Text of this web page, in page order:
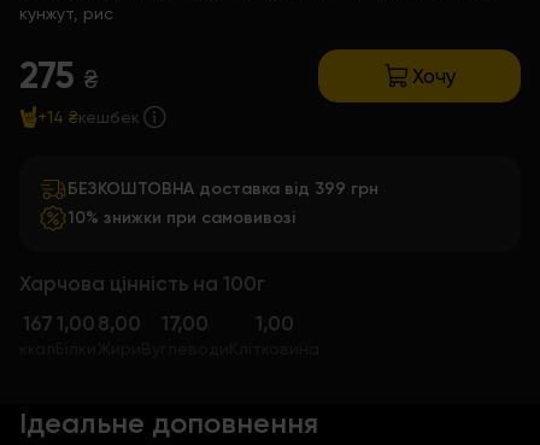
кунжут, рис
275 ₴ Хочу
+14 ₴кешбек
БЕЗКОШТОВНА доставка від 399 грн
10% знижки при самовивозі
Харчова цінність на 100г
167 1,00 8,00 17,00 1,00
Ідеальне доповнення